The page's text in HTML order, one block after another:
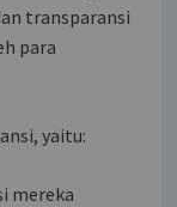
transparansi
para
yaitu:
mereka